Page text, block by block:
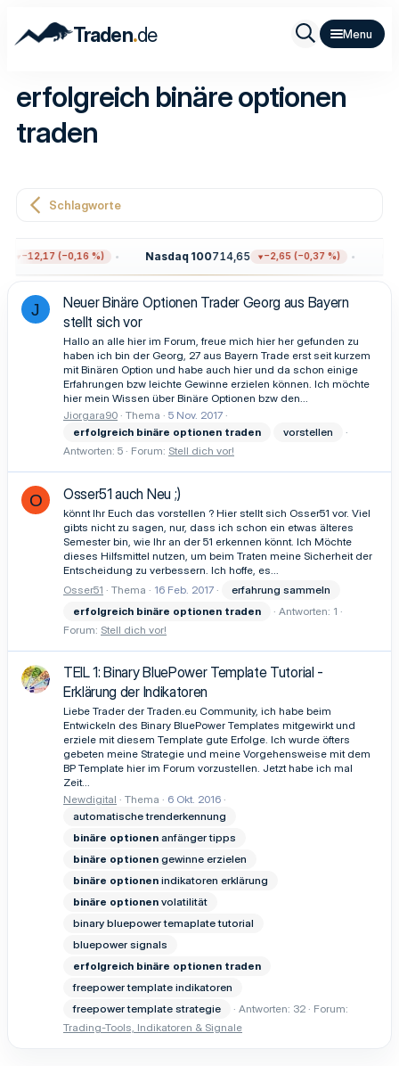
Traden.de
erfolgreich binäre optionen
traden
Schlagworte
−12,17 (−0,16 %) Nasdaq 100714,65 −2,65 (−0,37 %)
J
Neuer Binäre Optionen Trader Georg aus Bayern
stellt sich vor
Hallo an alle hier im Forum, freue mich hier her gefunden zu
haben ich bin der Georg, 27 aus Bayern Trade erst seit kurzem
mit Binären Option und habe auch hier und da schon einige
Erfahrungen bzw leichte Gewinne erzielen können. Ich möchte
hier mein Wissen über Binäre Optionen bzw den...
Jiorgara90 Thema
5 Nov. 2017
erfolgreich binäre optionen traden
vorstellen
Antworten: 5
Forum: Stell dich vor!
O Osser51 auch Neu ;)
könnt Ihr Euch das vorstellen ? Hier stellt sich Osser51 vor. Viel
gibts nicht zu sagen, nur, dass ich schon ein etwas älteres
Semester bin, wie Ihr an der 51 erkennen könnt. Ich Möchte
dieses Hilfsmittel nutzen, um beim Traten meine Sicherheit der
Entscheidung zu verbessern. Ich hoffe, es...
Osser51
Thema 16 Feb. 2017
erfahrung sammeln
erfolgreich binäre optionen traden
Antworten: 1
Forum: Stell dich vor!
TEIL 1: Binary BluePower Template Tutorial -
Erklärung der Indikatoren
Liebe Trader der Traden.eu Community, ich habe beim
Entwickeln des Binary BluePower Templates mitgewirkt und
erziele mit diesem Template gute Erfolge. Ich wurde öfters
gebeten meine Strategie und meine Vorgehensweise mit dem
BP Template hier im Forum vorzustellen. Jetzt habe ich mal
Zeit...
Newdigital
Thema
6 Okt. 2016
automatische trenderkennung
binäre optionen anfänger tipps
binäre optionen gewinne erzielen
binäre optionen indikatoren erklärung
binäre optionen volatilität
binary bluepower temaplate tutorial
bluepower signals
erfolgreich binäre optionen traden
freepower template indikatoren
freepower template strategie
Antworten: 32
Forum:
Trading-Tools, Indikatoren & Signale